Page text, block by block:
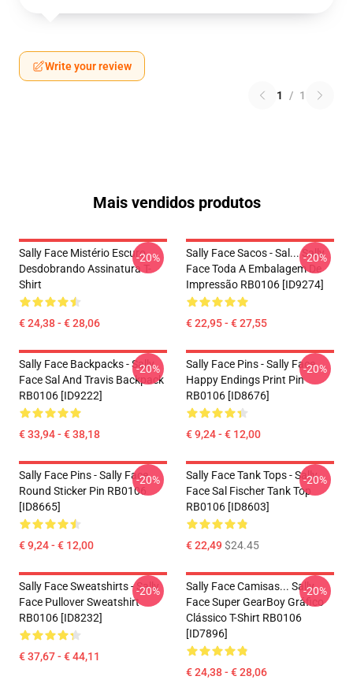
Write your review
1 / 1
Mais vendidos produtos
Sally Face Mistério Escuro
Desdobrando Assinatura T-
Shirt
€ 24,38 - € 28,06
-20%
Sally Face Sacos - Sal... Sally
Face Toda A Embalagem De
Impressão RB0106 [ID9274]
€ 22,95 - € 27,55
-20%
Sally Face Backpacks - Sally
Face Sal And Travis Backpack
RB0106 [ID9222]
€ 33,94 - € 38,18
-20%
Sally Face Pins - Sally Face
Happy Endings Print Pin
RB0106 [ID8676]
€ 9,24 - € 12,00
-20%
Sally Face Pins - Sally Face
Round Sticker Pin RB0106
[ID8665]
€ 9,24 - € 12,00
-20%
Sally Face Tank Tops - Sally
Face Sal Fischer Tank Top
RB0106 [ID8603]
€ 22,49$24.45
-20%
Sally Face Sweatshirts - Sally
Face Pullover Sweatshirt
RB0106 [ID8232]
€ 37,67 - € 44,11
-20%
Sally Face Camisas... Sally
Face Super GearBoy Gráfico
Clássico T-Shirt RB0106
[ID7896]
€ 24,38 - € 28,06
-20%